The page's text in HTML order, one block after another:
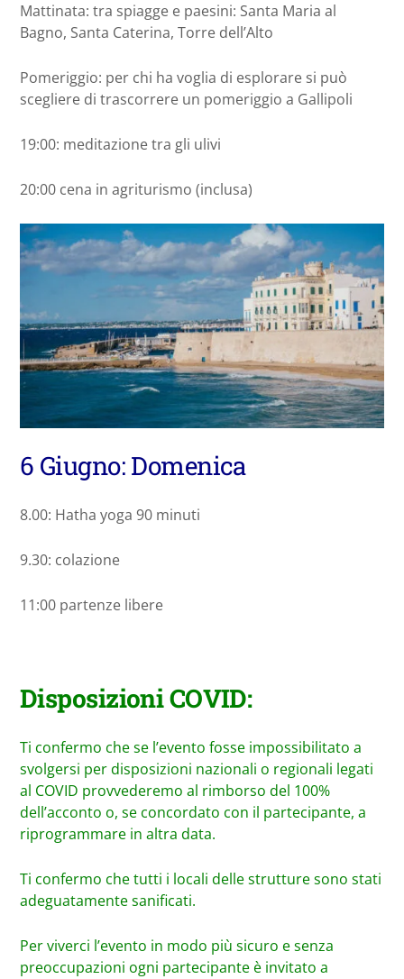
Mattinata: tra spiagge e paesini: Santa Maria al
Bagno, Santa Caterina, Torre dell’Alto
Pomeriggio: per chi ha voglia di esplorare si può
scegliere di trascorrere un pomeriggio a Gallipoli
19:00: meditazione tra gli ulivi
20:00 cena in agriturismo (inclusa)
6 Giugno: Domenica
8.00: Hatha yoga 90 minuti
9.30: colazione
11:00 partenze libere
Disposizioni COVID:
Ti confermo che se l’evento fosse impossibilitato a
svolgersi per disposizioni nazionali o regionali legati
al COVID provvederemo al rimborso del 100%
dell’acconto o, se concordato con il partecipante, a
riprogrammare in altra data.
Ti confermo che tutti i locali delle strutture sono stati
adeguatamente sanificati.
Per viverci l’evento in modo più sicuro e senza
preoccupazioni ogni partecipante è invitato a